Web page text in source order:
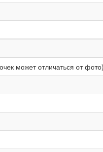
может отличаться от